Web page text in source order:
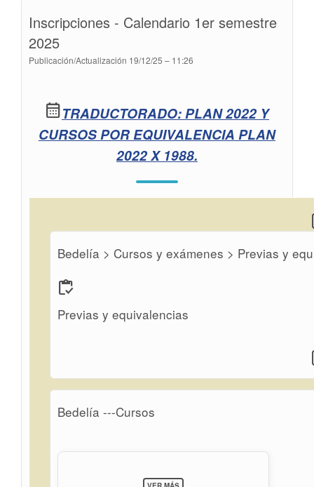
AÑO
Y
Inscripciones - Calendario 1er semestre
2025
Publicación/Actualización 19/12/25 – 11:26
calendar_monthTRADUCTORADO: PLAN 2022 Y
CURSOS POR EQUIVALENCIA PLAN
2022 X 1988.
Bedelía > Cursos y exámenes > Previas y
inventory
Previas y equivalencias
Bedelía ---Cursos
SOBRE